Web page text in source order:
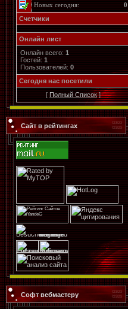
Новых сегодня:
0
Счетчики
Онлайн лист
Онлайн всего: 1
Гостей: 1
Пользователей: 0
Cегодня нас посетили
[ Полный Список]
Сайт в рейтингах
Софт вебмастеру